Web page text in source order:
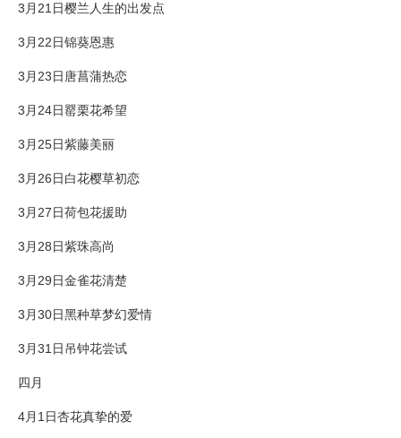
3月21日樱兰人生的出发点
3月22日锦葵恩惠
3月23日唐菖蒲热恋
3月24日罂栗花希望
3月25日紫藤美丽
3月26日白花樱草初恋
3月27日荷包花援助
3月28日紫珠高尚
3月29日金雀花清楚
3月30日黑种草梦幻爱情
3月31日吊钟花尝试
四月
4月1日杏花真挚的爱